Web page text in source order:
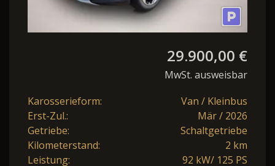
29.900,00 €
MwSt. ausweisbar
Karosserieform:
Van / Kleinbus
Erst-Zul.:
Mär / 2026
Getriebe:
Schaltgetriebe
Kilometerstand:
2 km
Leistung:
92 kW/ 125 PS